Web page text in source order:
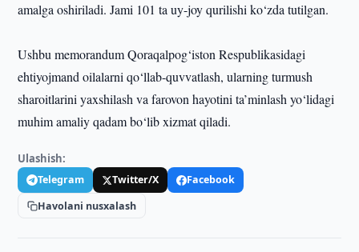
amalga oshiriladi. Jami 101 ta uy-joy qurilishi ko‘zda tutilgan.
Ushbu memorandum Qoraqalpog‘iston Respublikasidagi
ehtiyojmand oilalarni qo‘llab-quvvatlash, ularning turmush
sharoitlarini yaxshilash va farovon hayotini ta’minlash yo‘lidagi
muhim amaliy qadam bo‘lib xizmat qiladi.
Ulashish:
Telegram Twitter/X
Facebook
Havolani nusxalash